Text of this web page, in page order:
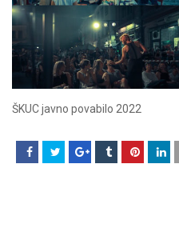
ŠKUC javno povabilo 2022